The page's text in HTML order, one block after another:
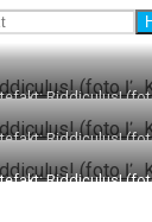
Riddiculus!
Riddiculus!
Riddiculus!